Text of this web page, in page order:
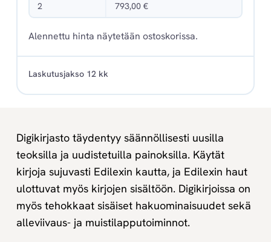
2 793,00 €
Alennettu hinta näytetään ostoskorissa.
Laskutusjakso 12 kk
Digikirjasto täydentyy säännöllisesti uusilla
teoksilla ja uudistetuilla painoksilla. Käytät
kirjoja sujuvasti Edilexin kautta, ja Edilexin haut
ulottuvat myös kirjojen sisältöön. Digikirjoissa on
myös tehokkaat sisäiset hakuominaisuudet sekä
alleviivaus- ja muistilapputoiminnot.